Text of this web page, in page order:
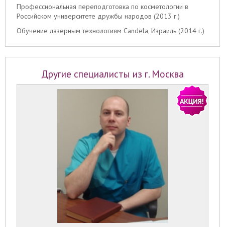
Профессиональная переподготовка по косметологии в
Российском университете дружбы народов (2013 г.)
Обучение лазерным технологиям Candela, Израиль (2014 г.)
Другие специалисты из г. Москва